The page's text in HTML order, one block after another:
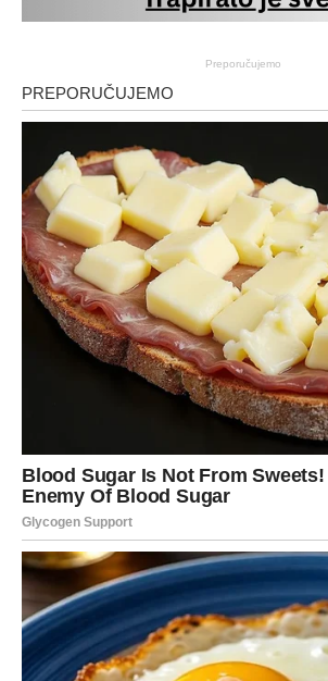
Preporučujemo